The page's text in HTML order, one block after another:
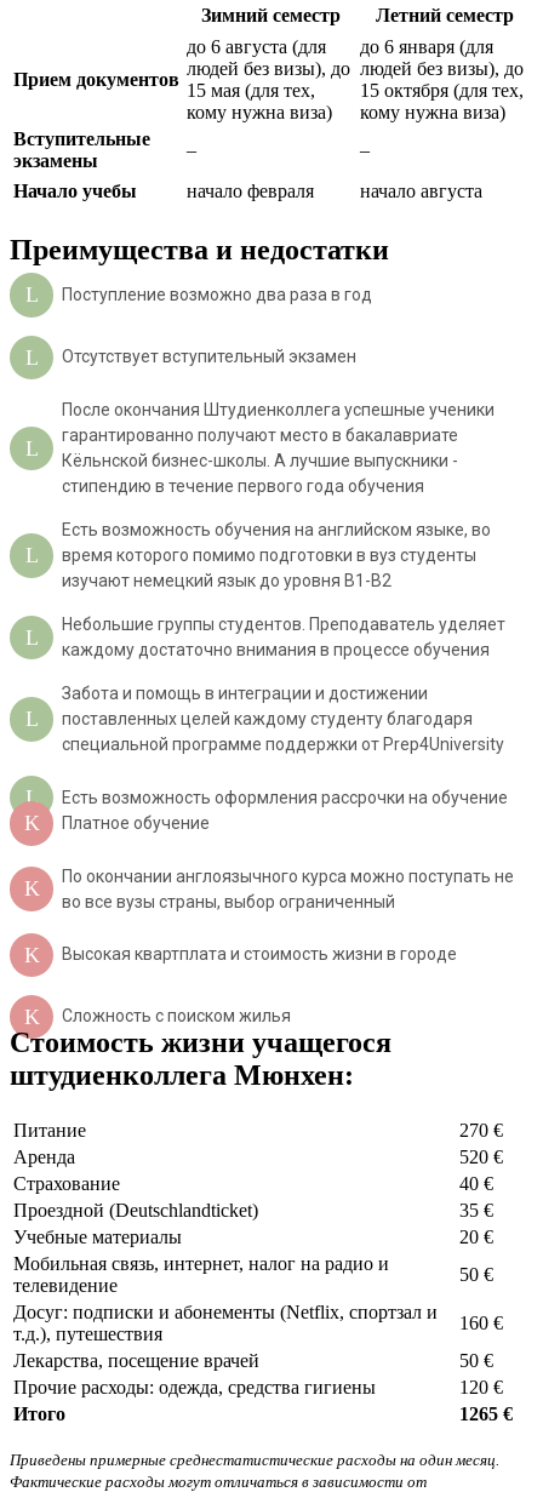
Зимний семестр Летний семестр
Прием документов
до 6 августа (для
людей без визы), до
15 мая (для тех,
кому нужна виза)
до 6 января (для
людей без визы), до
15 октября (для тех,
кому нужна виза)
Вступительные
экзамены
–
–
Начало учебы
начало февраля начало августа
Преимущества и недостатки
Поступление возможно два раза в год
Отсутствует вступительный экзамен
После окончания Штудиенколлега успешные ученики
гарантированно получают место в бакалавриате
Кёльнской бизнес-школы. А лучшие выпускники -
стипендию в течение первого года обучения
Есть возможность обучения на английском языке, во
время которого помимо подготовки в вуз студенты
изучают немецкий язык до уровня В1-В2
Небольшие группы студентов. Преподаватель уделяет
каждому достаточно внимания в процессе обучения
Забота и помощь в интеграции и достижении
поставленных целей каждому студенту благодаря
специальной программе поддержки от Prep4University
Есть возможность оформления рассрочки на обучение
Платное обучение
По окончании англоязычного курса можно поступать не
во все вузы страны, выбор ограниченный
Высокая квартплата и стоимость жизни в городе
Сложность с поиском жилья
Стоимость жизни учащегося
штудиенколлега Мюнхен:
Питание
270 €
Аренда
520 €
Страхование
40 €
Проездной (Deutschlandticket)
35 €
Учебные материалы
20 €
Мобильная связь, интернет, налог на радио и
телевидение
50 €
Досуг: подписки и абонементы (Netflix, спортзал и
т.д.), путешествия
160 €
Лекарства, посещение врачей
50 €
Прочие расходы: одежда, средства гигиены
120 €
Итого
1265 €
Приведены примерные среднестатистические расходы на один месяц.
Фактические расходы могут отличаться в зависимости от